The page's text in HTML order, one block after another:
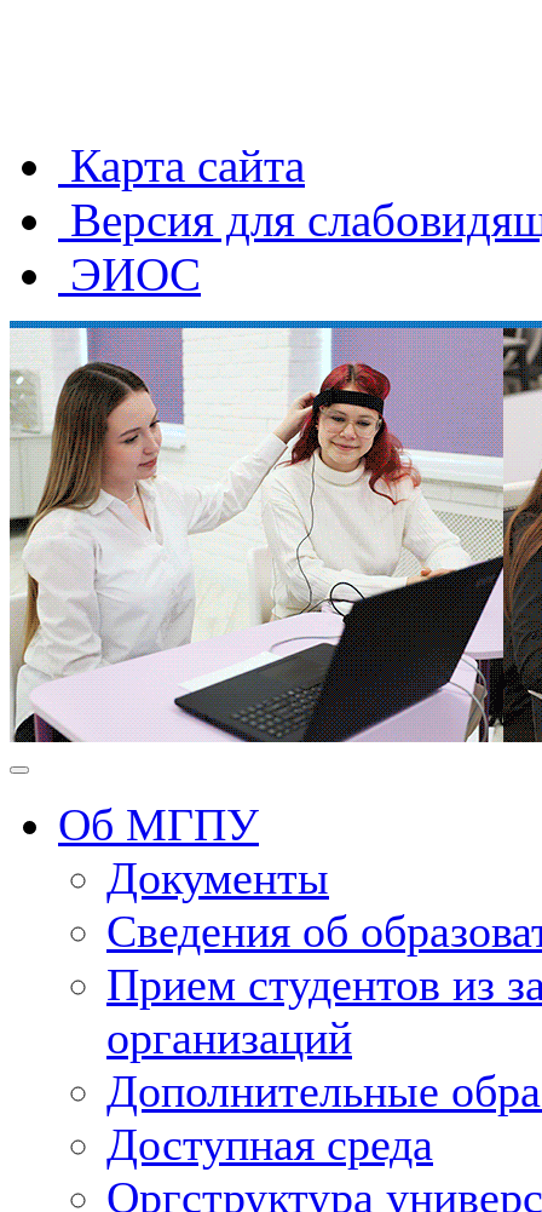
Карта сайта
Версия для
ЭИОС
Об МГПУ
Документы
Сведения об
Прием студентов из
организаций
Дополнительные
Доступная среда
Оргструктура